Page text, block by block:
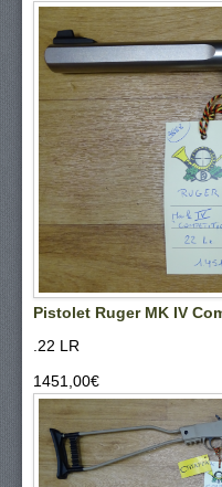
Pistolet Ruger MK IV
.22 LR
1451,00‎€